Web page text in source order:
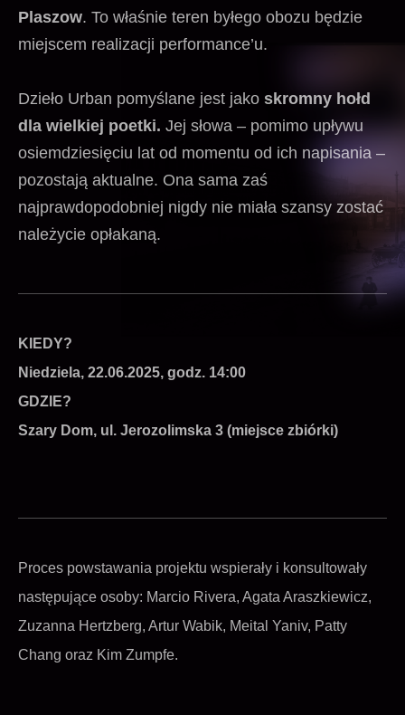
Plaszow. To właśnie teren byłego obozu będzie
miejscem realizacji performance’u.
Dzieło Urban pomyślane jest jako skromny hołd
dla wielkiej poetki. Jej słowa – pomimo upływu
osiemdziesięciu lat od momentu od ich napisania –
pozostają aktualne. Ona sama zaś
najprawdopodobniej nigdy nie miała szansy zostać
należycie opłakaną.
KIEDY?
Niedziela, 22.06.2025, godz. 14:00
GDZIE?
Szary Dom, ul. Jerozolimska 3 (miejsce zbiórki)
Proces powstawania projektu wspierały i konsultowały
następujące osoby: Marcio Rivera, Agata Araszkiewicz,
Zuzanna Hertzberg, Artur Wabik, Meital Yaniv, Patty
Chang oraz Kim Zumpfe.